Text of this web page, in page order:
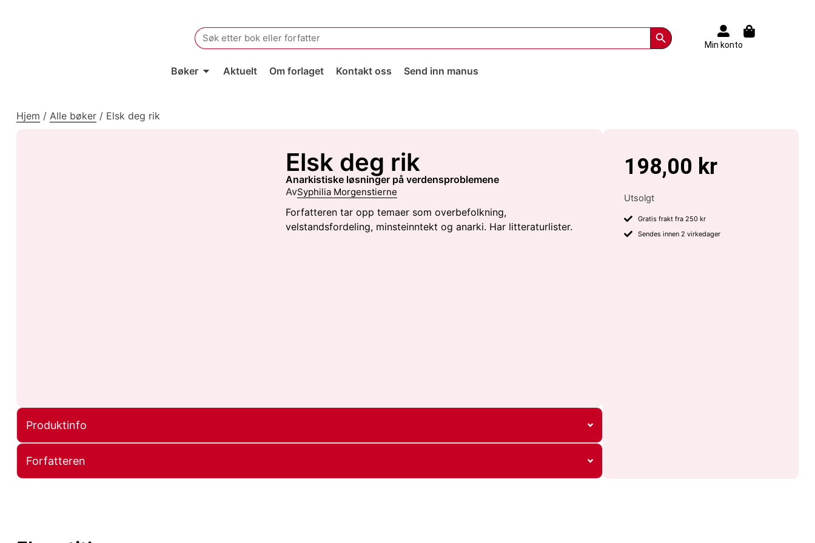
Search
for:
Search Button
Min konto
Bøker Aktuelt Om forlaget Kontakt oss Send inn manus
Hjem / Alle bøker / Elsk deg rik
Elsk deg rik
anarkistiske løsninger på verdensproblemene
AvSyphilia Morgenstierne
Forfatteren tar opp temaer som overbefolkning,
velstandsfordeling, minsteinntekt og anarki. Har litteraturlister.
Produktinfo
Forfatteren
198,00 kr
Utsolgt
Gratis frakt fra 250 kr
Sendes innen 2 virkedager